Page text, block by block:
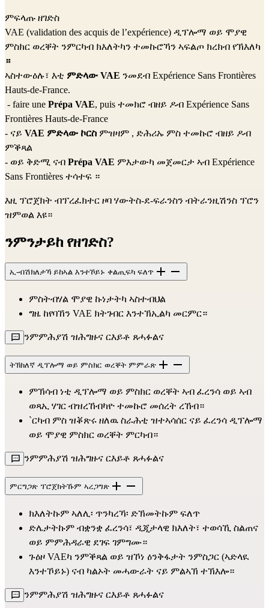
ምፍላጡ ዘገድስ
VAE (validation des acquis de l’expérience) ዲፕሎማ ወይ ሞያዊ
።
ኣስተውዕሉ፣ እቲ ምድላው VAE ንመደብ Expérience Sans Frontières
Hauts-de-France.
- faire une Prépa VAE, puis ተመክሮ ብዘይ ዶብ Expérience Sans
Frontières Hauts-de-France
- ናይ VAE ምድላው ኮርስ ምዝዛም , ድሕሪኡ ምስ ተመኩሮ ብዘይ ዶብ
ምቕጻል
- ወይ ቅድሚ ናብ Prépa VAE ምእታውካ መጀመርታ ኣብ Expérience
Sans Frontières ተሳተፍ ።
እዚ ፕሮጀክት ብፕረፈክተር ዞባ ሃውትስ-ደ-ፍራንስን ብትራንዚሽንስ ፕሮን
ዝምወል እዩ።
ንምንታይከ የዘገድስ?
ኢ-ብሽክለታኻ ይከኣል እንተኾይኑ ቀልጢፍካ ፍለጥ
ምስትብሃል ሞያዊ ኩነታትካ ኣስተብህል
ግዜ ከየባኸን VAE ክትገብር እንተኽኢልካ መርምር።
ንምምሕያሽ ዝሕግዙና ርእይቶ ጸሓፉልና
ትኽክለኛ ዲፕሎማ ወይ ምስክር ወረቐት ምምራጽ
ምኽሳብ ነቲ ዲፕሎማ ወይ ምስክር ወረቐት ኣብ ፈረንሳ ወይ ኣብ
ወጻኢ ሃገር ብዝረኸብካዮ ተመኩሮ መሰረት ረኸብ።
`ርካብ ምስ ዝቖጽሩ ዘለዉ ስራሕቲ ዝተኣሳሰር ናይ ፈረንሳ ዲፕሎማ
ወይ ሞያዊ ምስክር ወረቐት ምርካብ።
ንምምሕያሽ ዝሕግዙና ርእይቶ ጸሓፉልና
ምርግጋጽ ፕሮጀክትኹም ኣረጋግጽ
ክእለትኩም ኣለሊ፡ ጥንካረኻ፡ ድኽመትኩም ፍለጥ
ድሌታትኩም ብቋንቋ ፈረንሳ፣ ዲጂታላዊ ክእለት፣ ተወሳኺ ስልጠና
ወይ ምምሕዳራዊ ደገፍ ገምግሙ።
ጉዕዞ VAEካ ንምቕጻል ወይ ዝኾነ ዕንቅፋታት ንምስጋር (ኣድላዪ
እንተኾይኑ) ናብ ካልኦት መሓውራት ናይ ምልኣኽ ተኽእሎ።
ንምምሕያሽ ዝሕግዙና ርእይቶ ጸሓፉልና